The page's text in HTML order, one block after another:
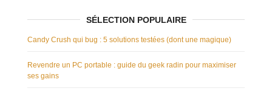
SÉLECTION POPULAIRE
Candy Crush qui bug : 5 solutions testées (dont une magique)
Revendre un PC portable : guide du geek radin pour maximiser
ses gains